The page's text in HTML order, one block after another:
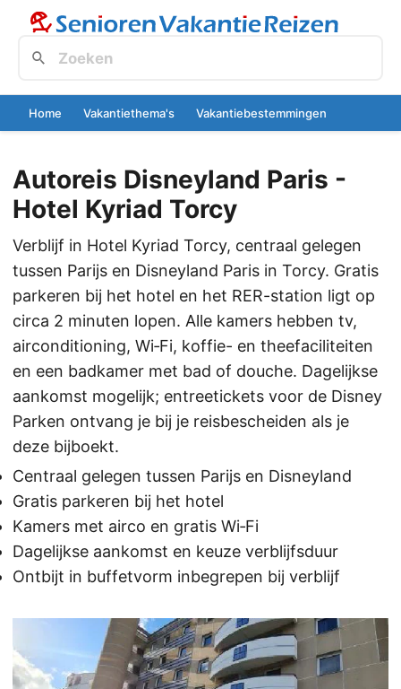
Home Vakantiethema's Vakantiebestemmingen
Autoreis Disneyland Paris -
Hotel Kyriad Torcy
Verblijf in Hotel Kyriad Torcy, centraal gelegen
tussen Parijs en Disneyland Paris in Torcy. Gratis
parkeren bij het hotel en het RER-station ligt op
circa 2 minuten lopen. Alle kamers hebben tv,
airconditioning, Wi‑Fi, koffie- en theefaciliteiten
en een badkamer met bad of douche. Dagelijkse
aankomst mogelijk; entreetickets voor de Disney
Parken ontvang je bij je reisbescheiden als je
deze bijboekt.
Centraal gelegen tussen Parijs en Disneyland
Gratis parkeren bij het hotel
Kamers met airco en gratis Wi‑Fi
Dagelijkse aankomst en keuze verblijfsduur
Ontbijt in buffetvorm inbegrepen bij verblijf